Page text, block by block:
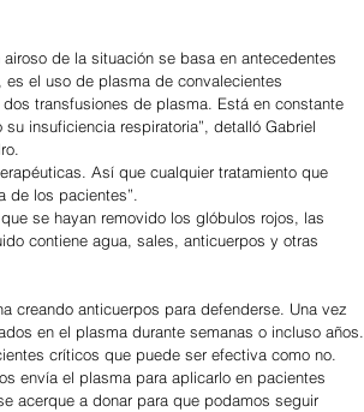
de la situación se basa en antecedentes
el uso de plasma de convalecientes
insuficiencia respiratoria”, detalló Gabriel
Así que cualquier tratamiento que
de los pacientes”.
se hayan removido los glóbulos rojos, las
contiene agua, sales, anticuerpos y otras
creando anticuerpos para defenderse. Una vez
en el plasma durante semanas o incluso años.
críticos que puede ser efectiva como no.
envía el plasma para aplicarlo en pacientes
acerque a donar para que podamos seguir